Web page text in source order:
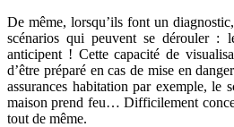
De même, lorsqu’ils font un
scénarios qui peuvent se dérouler :
anticipent ! Cette capacité de
d’être préparé en cas de mise en
assurances habitation par exemple, le
maison prend feu… Difficilement
tout de même.